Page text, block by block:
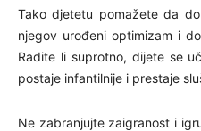
Tako djetetu pomažete da
njegov urođeni optimizam i
Radite li suprotno, dijete se
postaje infantilnije i prestaje
Ne zabranjujte zaigranost i